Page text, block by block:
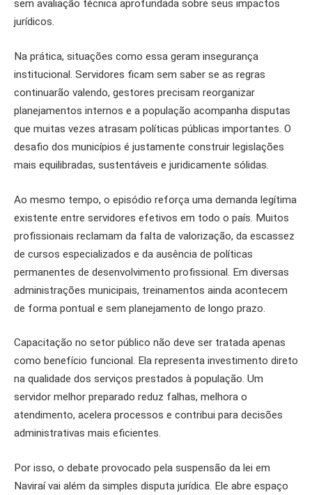
sem avaliação técnica aprofundada sobre seus impactos
jurídicos.
Na prática, situações como essa geram insegurança
institucional. Servidores ficam sem saber se as regras
continuarão valendo, gestores precisam reorganizar
planejamentos internos e a população acompanha disputas
que muitas vezes atrasam políticas públicas importantes. O
desafio dos municípios é justamente construir legislações
mais equilibradas, sustentáveis e juridicamente sólidas.
Ao mesmo tempo, o episódio reforça uma demanda legítima
existente entre servidores efetivos em todo o país. Muitos
profissionais reclamam da falta de valorização, da escassez
de cursos especializados e da ausência de políticas
permanentes de desenvolvimento profissional. Em diversas
administrações municipais, treinamentos ainda acontecem
de forma pontual e sem planejamento de longo prazo.
Capacitação no setor público não deve ser tratada apenas
como benefício funcional. Ela representa investimento direto
na qualidade dos serviços prestados à população. Um
servidor melhor preparado reduz falhas, melhora o
atendimento, acelera processos e contribui para decisões
administrativas mais eficientes.
Por isso, o debate provocado pela suspensão da lei em
Naviraí vai além da simples disputa jurídica. Ele abre espaço